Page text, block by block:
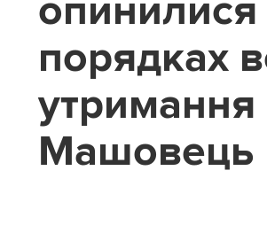
порядках
Машовець